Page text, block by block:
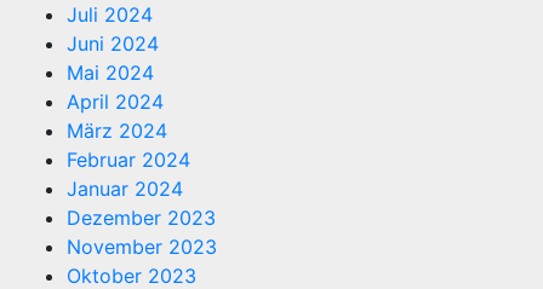
Juli 2024
Juni 2024
Mai 2024
April 2024
März 2024
Februar 2024
Januar 2024
Dezember 2023
November 2023
Oktober 2023